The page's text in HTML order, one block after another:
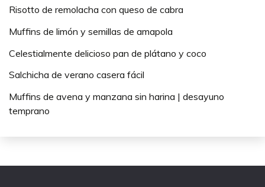
Risotto de remolacha con queso de cabra
Muffins de limón y semillas de amapola
Celestialmente delicioso pan de plátano y coco
Salchicha de verano casera fácil
Muffins de avena y manzana sin harina | desayuno
temprano